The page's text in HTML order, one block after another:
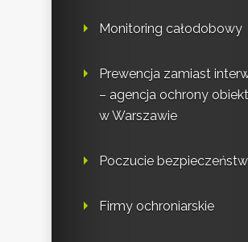
Monitoring całodobowy
Prewencja zamiast
– agencja ochrony
w Warszawie
Poczucie
Firmy ochroniarskie